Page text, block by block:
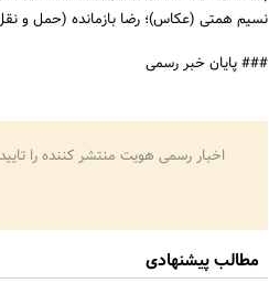
نسیم همتی (عکاس)؛ رضا بازمانده (حمل و
### پایان خبر رسمی
اخبار رسمی هویت منتشر کننده را
مطالب پیشنهادی